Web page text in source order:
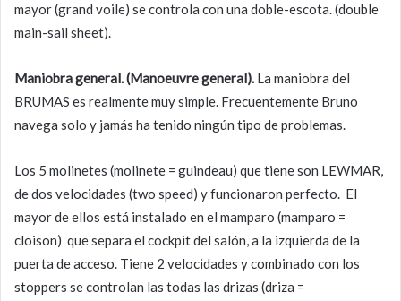
mayor (grand voile) se controla con una doble-escota. (double
main-sail sheet).
Maniobra general. (Manoeuvre general). La maniobra del
BRUMAS es realmente muy simple. Frecuentemente Bruno
navega solo y jamás ha tenido ningún tipo de problemas.
Los 5 molinetes (molinete = guindeau) que tiene son LEWMAR,
de dos velocidades (two speed) y funcionaron perfecto. El
mayor de ellos está instalado en el mamparo (mamparo =
cloison) que separa el cockpit del salón, a la izquierda de la
puerta de acceso. Tiene 2 velocidades y combinado con los
stoppers se controlan las todas las drizas (driza =